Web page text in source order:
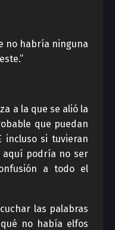
no habría ninguna
a la que se alió la
que puedan
incluso si tuvieran
aquí podría no ser
a todo el
las palabras
no había elfos